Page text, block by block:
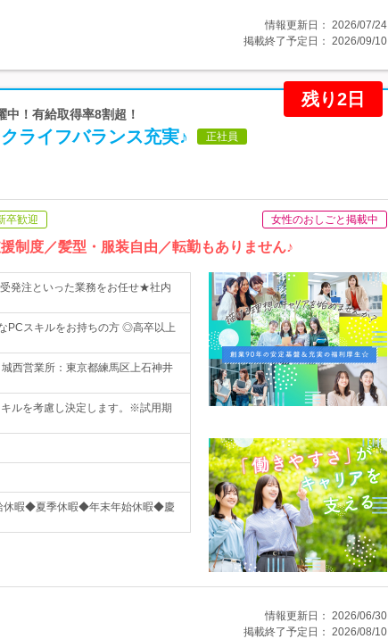
情報更新日： 2026/07/24
掲載終了予定日： 2026/09/10
残り2日
！有給取得率8割超！
ライフバランス充実♪ 正社員
卒歓迎 女性のおしごと掲載中
制度／髪型・服装自由／転勤もありません♪
発注といった業務をお任せ★社内
PCスキルをお持ちの方 ◎高卒以上
西営業所：東京都練馬区上石神井
ルを考慮し決定します。※試用期
休暇◆夏季休暇◆年末年始休暇◆慶
情報更新日： 2026/06/30
掲載終了予定日： 2026/08/10